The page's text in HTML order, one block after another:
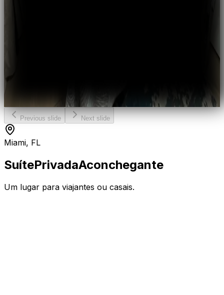
Previous slide Next slide
Miami, FL
SuítePrivadaAconchegante
Um lugar para viajantes ou casais.